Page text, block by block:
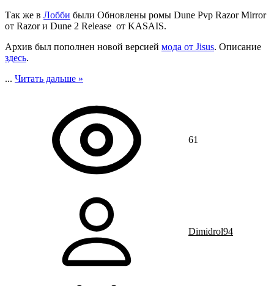
Так же в Лобби были Обновлены ромы Dune Pvp Razor Mirror
от Razor и Dune 2 Release от KASAIS.
Архив был пополнен новой версией мода от Jisus. Описание
здесь.
... Читать дальше »
61
Dimidrol94